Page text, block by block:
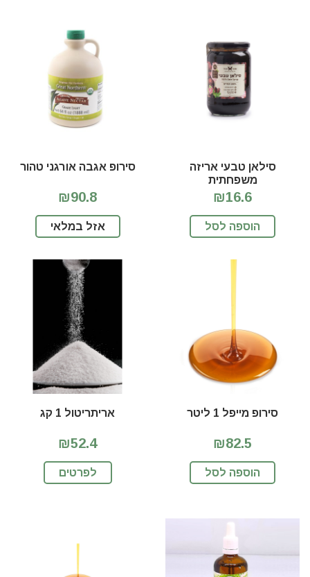
סילאן טבעי אריזה
משפחתית
₪16.6
הוספה לסל
סירופ אגבה אורגני טהור
₪90.8
אזל במלאי
סירופ מייפל 1 ליטר
₪82.5
הוספה לסל
אריתריטול 1 קג
₪52.4
לפרטים